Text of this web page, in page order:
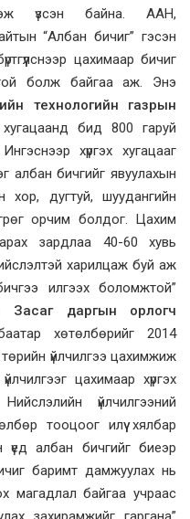
үзсэн байна. ААН,
“Албан бичиг” гэсэн
цахимаар бичиг
болж байгаа аж. Энэ
технологийн газрын
бид 800 гаруй
хүргэх хугацааг
албан бичгийг явуулахын
хор, дугтуй, шуудангийн
орчим болдог. Цахим
зардлаа 40-60 хувь
харилцаж буй аж
илгээх боломжтой”
Засаг даргын орлогч
хөтөлбөрийг 2014
төрийн үйлчилгээ цахимжиж
цахимаар хүргэх
үйлчилгээний
тооцоог илүү хялбар
албан бичгийг биеэр
баримт дамжуулах нь
магадлал байгаа учраас